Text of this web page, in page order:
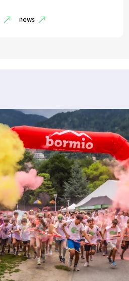
news